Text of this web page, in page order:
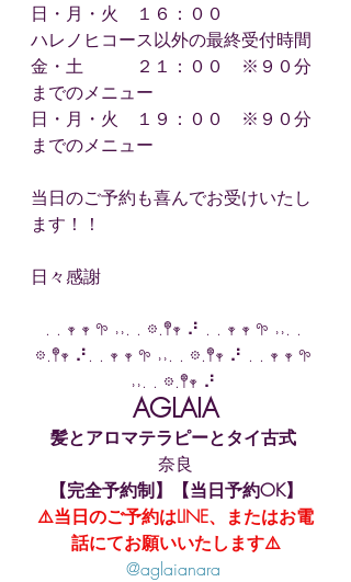
日・月・火　１６：００
ハレノヒコース以外の最終受付時間
金・土　　　２１：００　※９０分
までのメニュー
日・月・火　１９：００　※９０分
までのメニュー
当日のご予約も喜んでお受けいたし
ます！！
日々感謝
. . 𖥧 𖥧 𖧧 ˒˒. . 𖡼.𖤣𖥧 ⠜ . . 𖥧 𖥧 𖧧 ˒˒. .
𖡼.𖤣𖥧 ⠜. . 𖥧 𖥧 𖧧 ˒˒. . 𖡼.𖤣𖥧 ⠜ . . 𖥧 𖥧 𖧧
˒˒. . 𖡼.𖤣𖥧 ⠜
AGLAIA
髪とアロマテラピーとタイ古式
奈良
【完全予約制】【当日予約OK】
⚠️当日のご予約はLINE、またはお電
話にてお願いいたします⚠️
@aglaianara